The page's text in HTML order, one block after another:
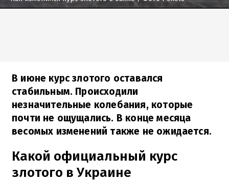
В июне курс злотого оставался
стабильным. Происходили
незначительные колебания, которые
почти не ощущались. В конце месяца
весомых изменений также не ожидается.
Какой официальный курс
злотого в Украине